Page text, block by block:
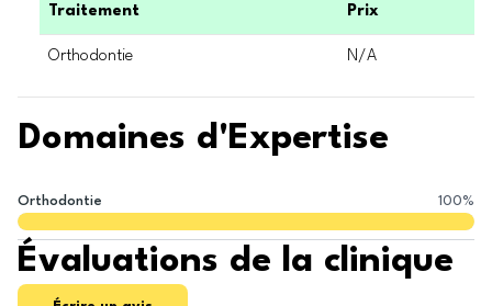
Traitement Prix
Orthodontie N/A
Domaines d'Expertise
Orthodontie 100%
Évaluations de la clinique